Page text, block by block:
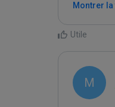
Montrer
Utile
M